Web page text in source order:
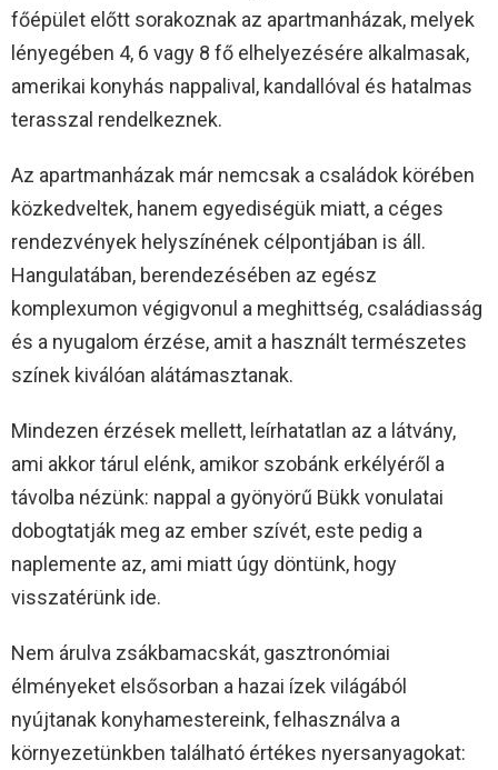
főépület előtt sorakoznak az apartmanházak, melyek
lényegében 4, 6 vagy 8 fő elhelyezésére alkalmasak,
amerikai konyhás nappalival, kandallóval és hatalmas
terasszal rendelkeznek.
Az apartmanházak már nemcsak a családok körében
közkedveltek, hanem egyediségük miatt, a céges
rendezvények helyszínének célpontjában is áll.
Hangulatában, berendezésében az egész
komplexumon végigvonul a meghittség, családiasság
és a nyugalom érzése, amit a használt természetes
színek kiválóan alátámasztanak.
Mindezen érzések mellett, leírhatatlan az a látvány,
ami akkor tárul elénk, amikor szobánk erkélyéről a
távolba nézünk: nappal a gyönyörű Bükk vonulatai
dobogtatják meg az ember szívét, este pedig a
naplemente az, ami miatt úgy döntünk, hogy
visszatérünk ide.
Nem árulva zsákbamacskát, gasztronómiai
élményeket elsősorban a hazai ízek világából
nyújtanak konyhamestereink, felhasználva a
környezetünkben található értékes nyersanyagokat: